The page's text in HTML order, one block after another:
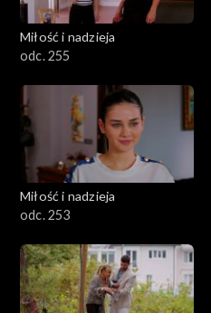
Miłość i nadzieja
odc. 255
Miłość i nadzieja
odc. 253